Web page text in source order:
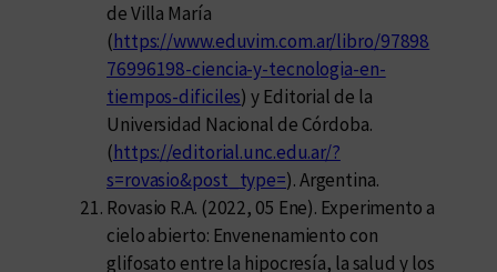
de Villa María
(https://www.eduvim.com.ar/libro/97898
76996198-ciencia-y-tecnologia-en-
tiempos-dificiles) y Editorial de la
Universidad Nacional de Córdoba.
(https://editorial.unc.edu.ar/?
s=rovasio&post_type=). Argentina.
Rovasio R.A. (2022, 05 Ene). Experimento a
cielo abierto: Envenenamiento con
glifosato entre la hipocresía, la salud y los